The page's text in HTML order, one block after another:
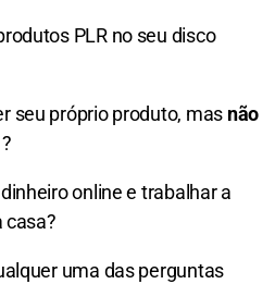
PLR no seu disco
seu próprio produto, mas não
online e trabalhar a
casa?
uma das perguntas